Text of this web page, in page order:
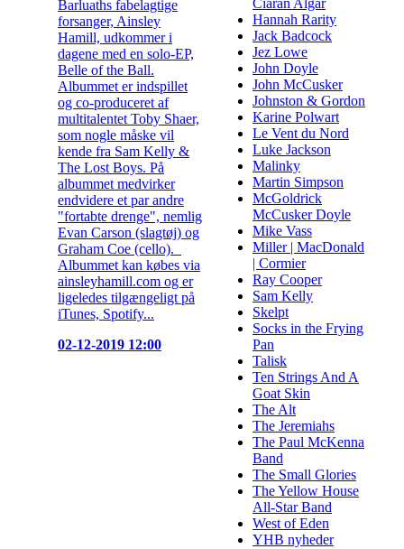
Barluaths fabelagtige
forsanger, Ainsley
Hamill, udkommer i
dagene med en solo-EP,
Belle of the Ball.
Albummet er indspillet
og co-produceret af
multitalentet Toby Shaer,
som nogle måske vil
kende fra Sam Kelly &
The Lost Boys. På
albummet medvirker
endvidere et par andre
"fortabte drenge", nemlig
Evan Carson (slagtøj) og
Graham Coe (cello).
Albummet kan købes via
ainsleyhamill.com og er
ligeledes tilgængeligt på
iTunes, Spotify...
02-12-2019 12:00
Ciaran Algar
Hannah Rarity
Jack Badcock
Jez Lowe
John Doyle
John McCusker
Johnston & Gordon
Karine Polwart
Le Vent du Nord
Luke Jackson
Malinky
Martin Simpson
McGoldrick
McCusker Doyle
Mike Vass
Miller | MacDonald
| Cormier
Ray Cooper
Sam Kelly
Skelpt
Socks in the Frying
Pan
Talisk
Ten Strings And A
Goat Skin
The Alt
The Jeremiahs
The Paul McKenna
Band
The Small Glories
The Yellow House
All-Star Band
West of Eden
YHB nyheder